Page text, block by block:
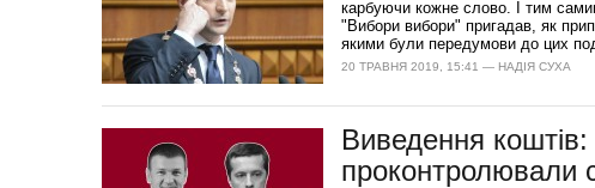
карбуючи кожне слово. І тим
"Вибори вибори" пригадав, як
якими були передумови до цих
20 ТРАВНЯ 2019, 15:41 — НАДІЯ СУХА
Виведення
проконтролювали